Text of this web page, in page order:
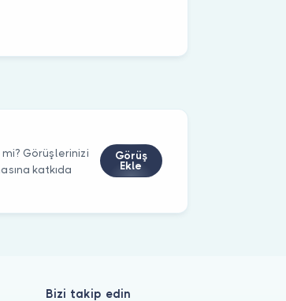
mi? Görüşlerinizi
katkıda
Görüş
Ekle
Bizi takip edin